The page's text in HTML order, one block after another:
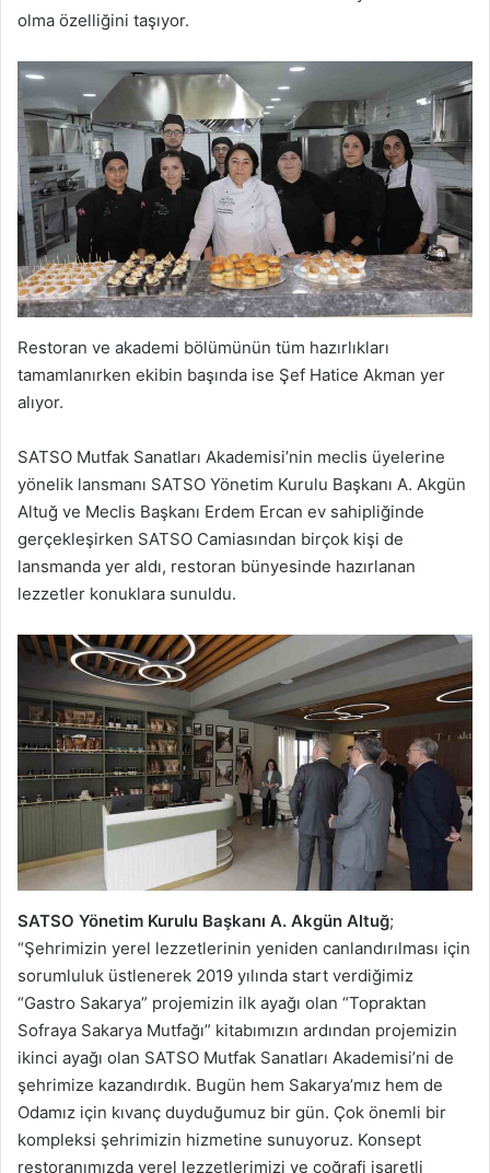
olma özelliğini taşıyor.
Restoran ve akademi bölümünün tüm hazırlıkları
tamamlanırken ekibin başında ise Şef Hatice Akman yer
alıyor.
SATSO Mutfak Sanatları Akademisi’nin meclis üyelerine
yönelik lansmanı SATSO Yönetim Kurulu Başkanı A. Akgün
Altuğ ve Meclis Başkanı Erdem Ercan ev sahipliğinde
gerçekleşirken SATSO Camiasından birçok kişi de
lansmanda yer aldı, restoran bünyesinde hazırlanan
lezzetler konuklara sunuldu.
SATSO Yönetim Kurulu Başkanı A. Akgün Altuğ;
“Şehrimizin yerel lezzetlerinin yeniden canlandırılması için
sorumluluk üstlenerek 2019 yılında start verdiğimiz
“Gastro Sakarya” projemizin ilk ayağı olan “Topraktan
Sofraya Sakarya Mutfağı” kitabımızın ardından projemizin
ikinci ayağı olan SATSO Mutfak Sanatları Akademisi’ni de
şehrimize kazandırdık. Bugün hem Sakarya’mız hem de
Odamız için kıvanç duyduğumuz bir gün. Çok önemli bir
kompleksi şehrimizin hizmetine sunuyoruz. Konsept
restoranımızda yerel lezzetlerimizi ve coğrafi işaretli